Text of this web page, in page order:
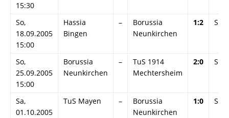
15:30
So,
18.09.2005
15:00
Hassia
Bingen
–
Borussia
Neunkirchen
1:2
So,
25.09.2005
15:00
Borussia
Neunkirchen
–
TuS 1914
Mechtersheim
2:0
Sa,
01.10.2005
TuS Mayen –
Borussia
Neunkirchen
1:0